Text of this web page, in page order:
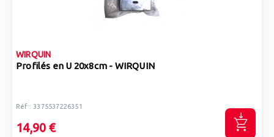
WIRQUIN
Profilés en U 20x8cm - WIRQUIN
Réf : 3375537226351
14,90 €